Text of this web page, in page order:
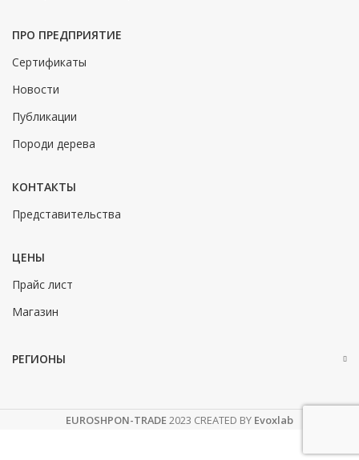
ПРО ПРЕДПРИЯТИЕ
Сертификаты
Новости
Публикации
Породи дерева
КОНТАКТЫ
Представительства
ЦЕНЫ
Прайс лист
Магазин
РЕГИОНЫ
EUROSHPON-TRADE2023 CREATED BY Evoxlab